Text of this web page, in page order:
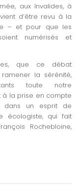
aux Invalides, à
d’être revu à la
– et pour que les
numérisés et
que ce débat
la sérénité,
toute notre
à la prise en compte
dans un esprit de
écologiste, qui fait
Rochebloine,